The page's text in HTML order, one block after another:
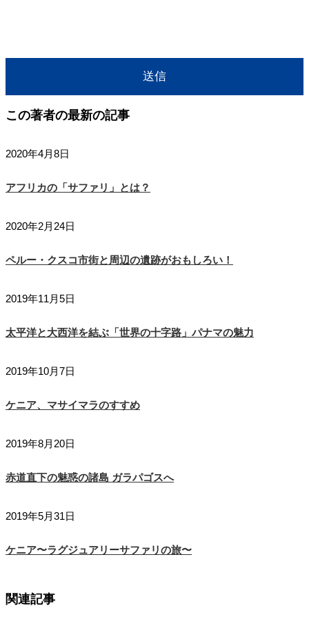
この著者の最新の記事
2020年4月8日
アフリカの「サファリ」とは？
2020年2月24日
ペルー・クスコ市街と周辺の遺跡がおもしろい！
2019年11月5日
太平洋と大西洋を結ぶ「世界の十字路」パナマの魅力
2019年10月7日
ケニア、マサイマラのすすめ
2019年8月20日
赤道直下の魅惑の諸島 ガラパゴスへ
2019年5月31日
ケニア〜ラグジュアリーサファリの旅〜
関連記事